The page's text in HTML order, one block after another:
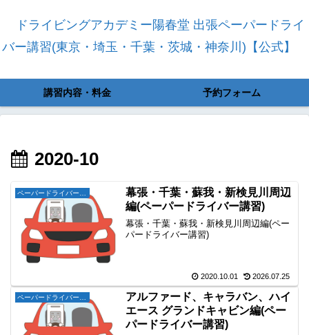
ドライビングアカデミー陽春堂 出張ペーパードライ
バー講習(東京・埼玉・千葉・茨城・神奈川)【公式】
講習内容・料金 予約フォーム
2020-10
ペーパードライバー講習
幕張・千葉・蘇我・新検見川周辺
編(ペーパードライバー講習)
幕張・千葉・蘇我・新検見川周辺編(ペー
パードライバー講習)
2020.10.01 2026.07.25
ペーパードライバー講習
アルファード、キャラバン、ハイ
エース グランドキャビン編(ペー
パードライバー講習)